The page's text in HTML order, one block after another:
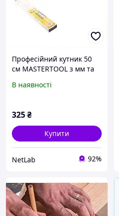
Професійний кутник 50
см MASTERTOOL з мм та
7X23E3A429
В наявності
325₴
Купити
NetLab 92%